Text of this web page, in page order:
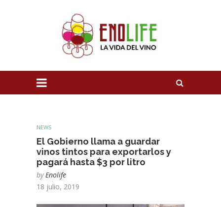
NEWS
El Gobierno llama a guardar
vinos tintos para exportarlos y
pagará hasta $3 por litro
by Enolife
18 julio, 2019